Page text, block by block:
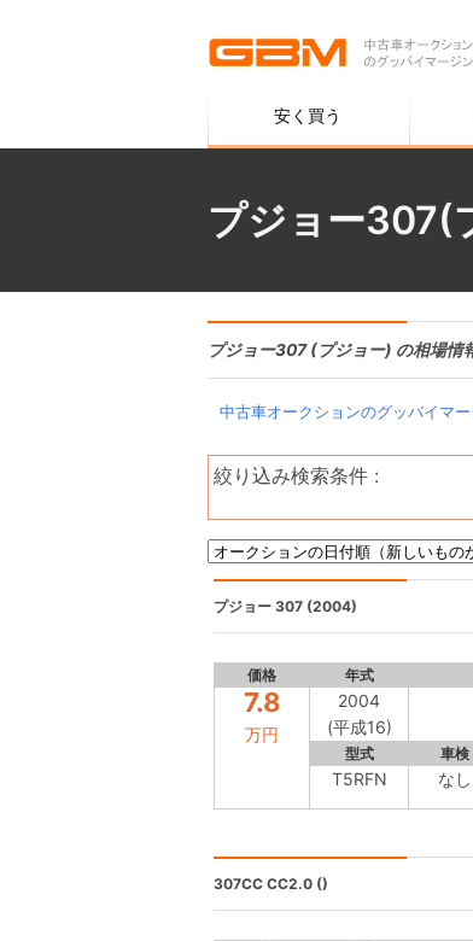
安く買う
プジョー307(
プジョー307 (プジョー) の相場情
中古車オークションのグッバイマー
絞り込み検索条件 :
プジョー 307 (2004)
価格 年式
7.8
万円
2004
(平成16)
型式 車検
T5RFN なし
307CC CC2.0 ()